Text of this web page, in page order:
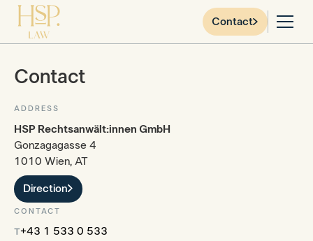
Contact
Contact
ADDRESS
HSP Rechtsanwält:innen GmbH
Gonzagagasse 4
1010 Wien, AT
Direction
CONTACT
T+43 1 533 0 533